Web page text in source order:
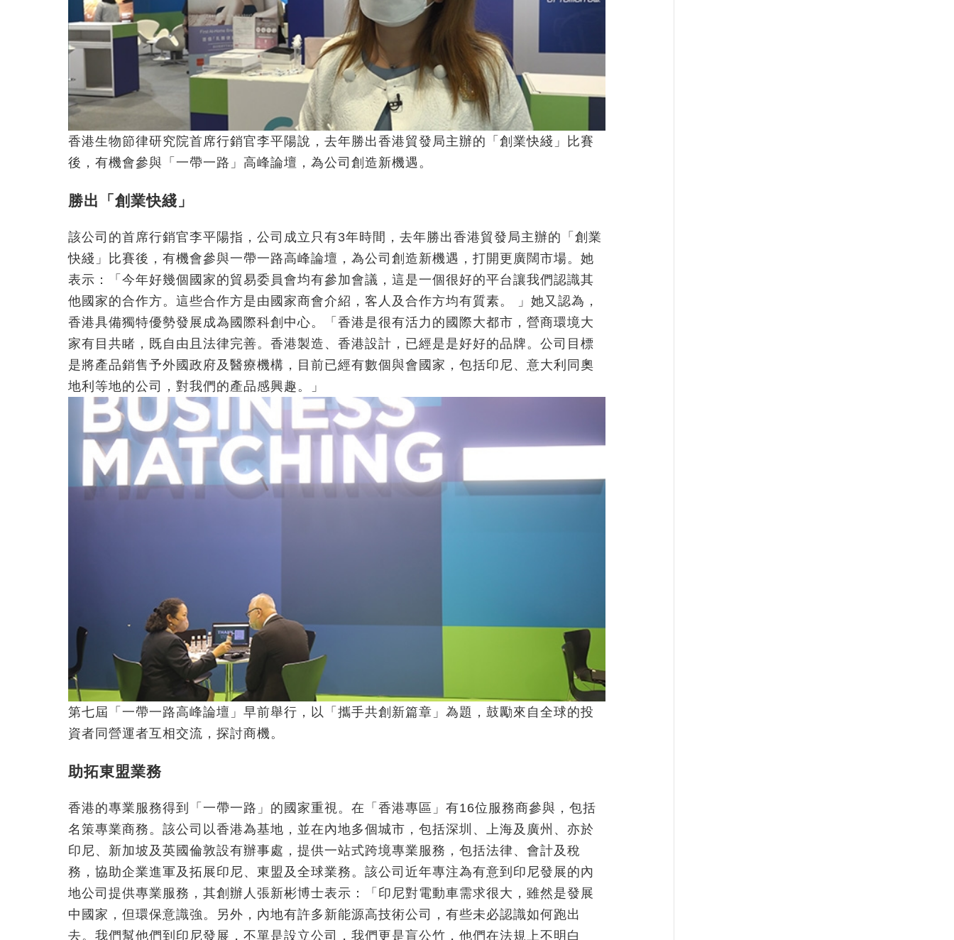
香港生物節律研究院首席行銷官李平陽說，去年勝出香港貿發局主辦的「創業快綫」比賽
後，有機會參與「一帶一路」高峰論壇，為公司創造新機遇。
勝出「創業快綫」
該公司的首席行銷官李平陽指，公司成立只有3年時間，去年勝出香港貿發局主辦的「創業
快綫」比賽後，有機會參與一帶一路高峰論壇，為公司創造新機遇，打開更廣闊市場。她
表示：「今年好幾個國家的貿易委員會均有參加會議，這是一個很好的平台讓我們認識其
他國家的合作方。這些合作方是由國家商會介紹，客人及合作方均有質素。 」她又認為，
香港具備獨特優勢發展成為國際科創中心。「香港是很有活力的國際大都市，營商環境大
家有目共睹，既自由且法律完善。香港製造、香港設計，已經是是好好的品牌。公司目標
是將產品銷售予外國政府及醫療機構，目前已經有數個與會國家，包括印尼、意大利同奧
地利等地的公司，對我們的產品感興趣。」
第七屆「一帶一路高峰論壇」早前舉行，以「攜手共創新篇章」為題，鼓勵來自全球的投
資者同營運者互相交流，探討商機。
助拓東盟業務
香港的專業服務得到「一帶一路」的國家重視。在「香港專區」有16位服務商參與，包括
名策專業商務。該公司以香港為基地，並在內地多個城市，包括深圳、上海及廣州、亦於
印尼、新加坡及英國倫敦設有辦事處，提供一站式跨境專業服務，包括法律、會計及稅
務，協助企業進軍及拓展印尼、東盟及全球業務。該公司近年專注為有意到印尼發展的內
地公司提供專業服務，其創辦人張新彬博士表示：「印尼對電動車需求很大，雖然是發展
中國家，但環保意識強。另外，內地有許多新能源高技術公司，有些未必認識如何跑出
去。我們幫他們到印尼發展，不單是設立公司，我們更是盲公竹，他們在法規上不明白